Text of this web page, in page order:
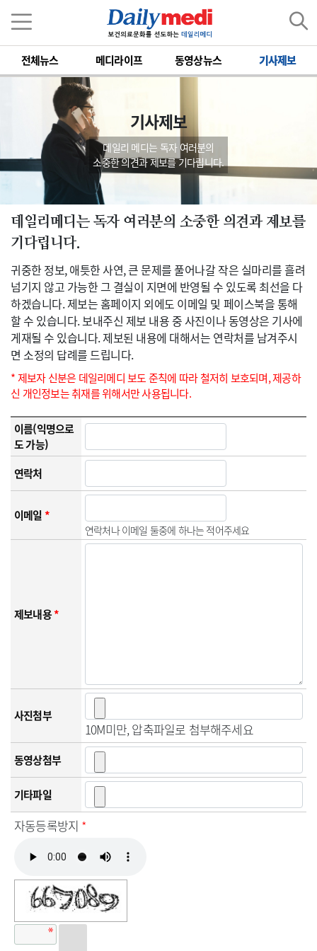
전체뉴스 메디라이프 동영상뉴스 기사제보
기사제보
데일리 메디는 독자 여러분의
소중한 의견과 제보를 기다립니다.
데일리메디는 독자 여러분의 소중한 의견과 제보를
기다립니다.
귀중한 정보, 애틋한 사연, 큰 문제를 풀어나갈 작은 실마리를 흘려
넘기지 않고 가능한 그 결실이 지면에 반영될 수 있도록 최선을 다
하겠습니다. 제보는 홈페이지 외에도 이메일 및 페이스북을 통해
할 수 있습니다. 보내주신 제보 내용 중 사진이나 동영상은 기사에
게재될 수 있습니다. 제보된 내용에 대해서는 연락처를 남겨주시
면 소정의 답례를 드립니다.
* 제보자 신분은 데일리메디 보도 준칙에 따라 철저히 보호되며, 제공하
신 개인정보는 취재를 위해서만 사용됩니다.
이름(익명으로
도 가능)
연락처
이메일*
연락처나 이메일 둘중에 하나는 적어주세요
제보내용*
사진첨부
10M미만, 압축파일로 첨부해주세요
동영상첨부
기타파일
자동등록방지 *